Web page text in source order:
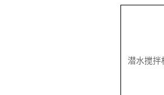
潜水搅拌